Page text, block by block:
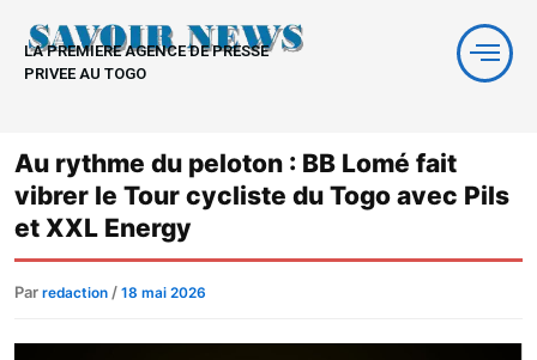
contenu
LA PREMIERE AGENCE DE PRESSE
PRIVEE AU TOGO
Au rythme du peloton : BB Lomé fait
vibrer le Tour cycliste du Togo avec Pils
et XXL Energy
Par redaction / 18 mai 2026